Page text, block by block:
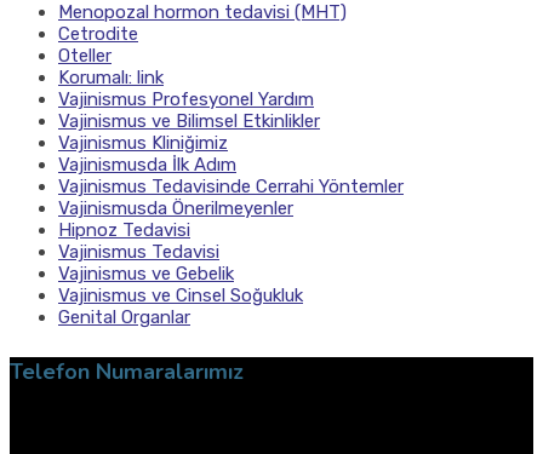
Menopozal hormon tedavisi (MHT)
Cetrodite
Oteller
Korumalı: link
Vajinismus Profesyonel Yardım
Vajinismus ve Bilimsel Etkinlikler
Vajinismus Kliniğimiz
Vajinismusda İlk Adım
Vajinismus Tedavisinde Cerrahi Yöntemler
Vajinismusda Önerilmeyenler
Hipnoz Tedavisi
Vajinismus Tedavisi
Vajinismus ve Gebelik
Vajinismus ve Cinsel Soğukluk
Genital Organlar
Telefon Numaralarımız